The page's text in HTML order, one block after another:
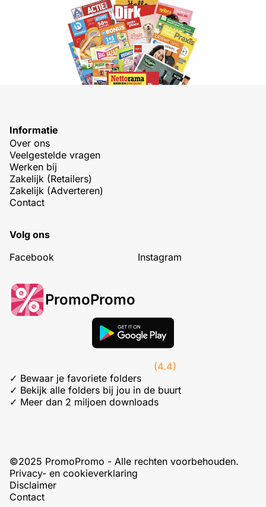
Informatie
Over ons
Veelgestelde vragen
Werken bij
Zakelijk (Retailers)
Zakelijk (Adverteren)
Contact
Volg ons
Facebook
Instagram
PromoPromo
(4.4)
✓ Bewaar je favoriete folders
✓ Bekijk alle folders bij jou in de buurt
✓ Meer dan 2 miljoen downloads
©2025 PromoPromo - Alle rechten voorbehouden.
Privacy- en cookieverklaring
Disclaimer
Contact